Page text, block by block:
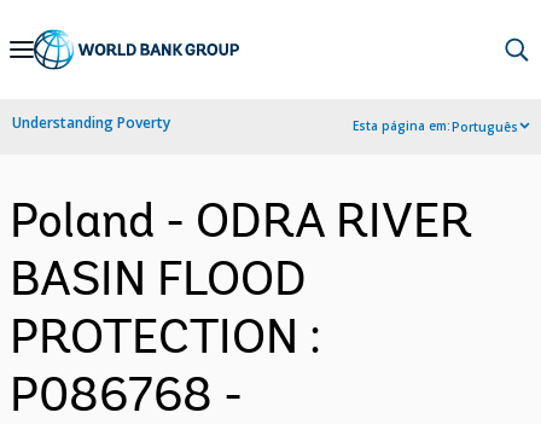
Skip
Navigation
Understanding Poverty Esta página em:Português
Poland - ODRA RIVER
BASIN FLOOD
PROTECTION :
P086768 -